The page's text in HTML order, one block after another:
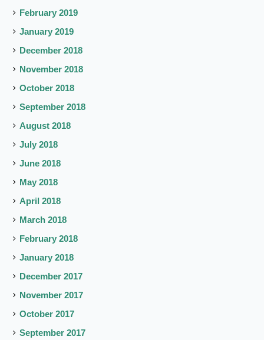
February 2019
January 2019
December 2018
November 2018
October 2018
September 2018
August 2018
July 2018
June 2018
May 2018
April 2018
March 2018
February 2018
January 2018
December 2017
November 2017
October 2017
September 2017